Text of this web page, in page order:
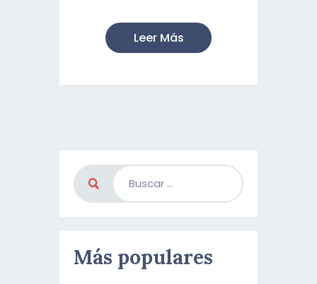
Leer Más
Más populares